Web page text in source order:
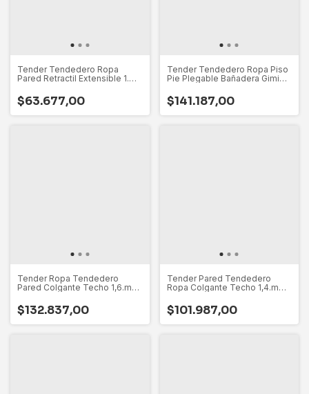
Tender Tendedero Ropa
Pared Retractil Extensible 1.m
Interior Y Exterior
$63.677,00
Tender Tendedero Ropa Piso
Pie Plegable Bañadera Gimi
$141.187,00
Tender Ropa Tendedero
Pared Colgante Techo 1,6.m
$132.837,00
Tender Pared Tendedero
Ropa Colgante Techo 1,4.m
$101.987,00